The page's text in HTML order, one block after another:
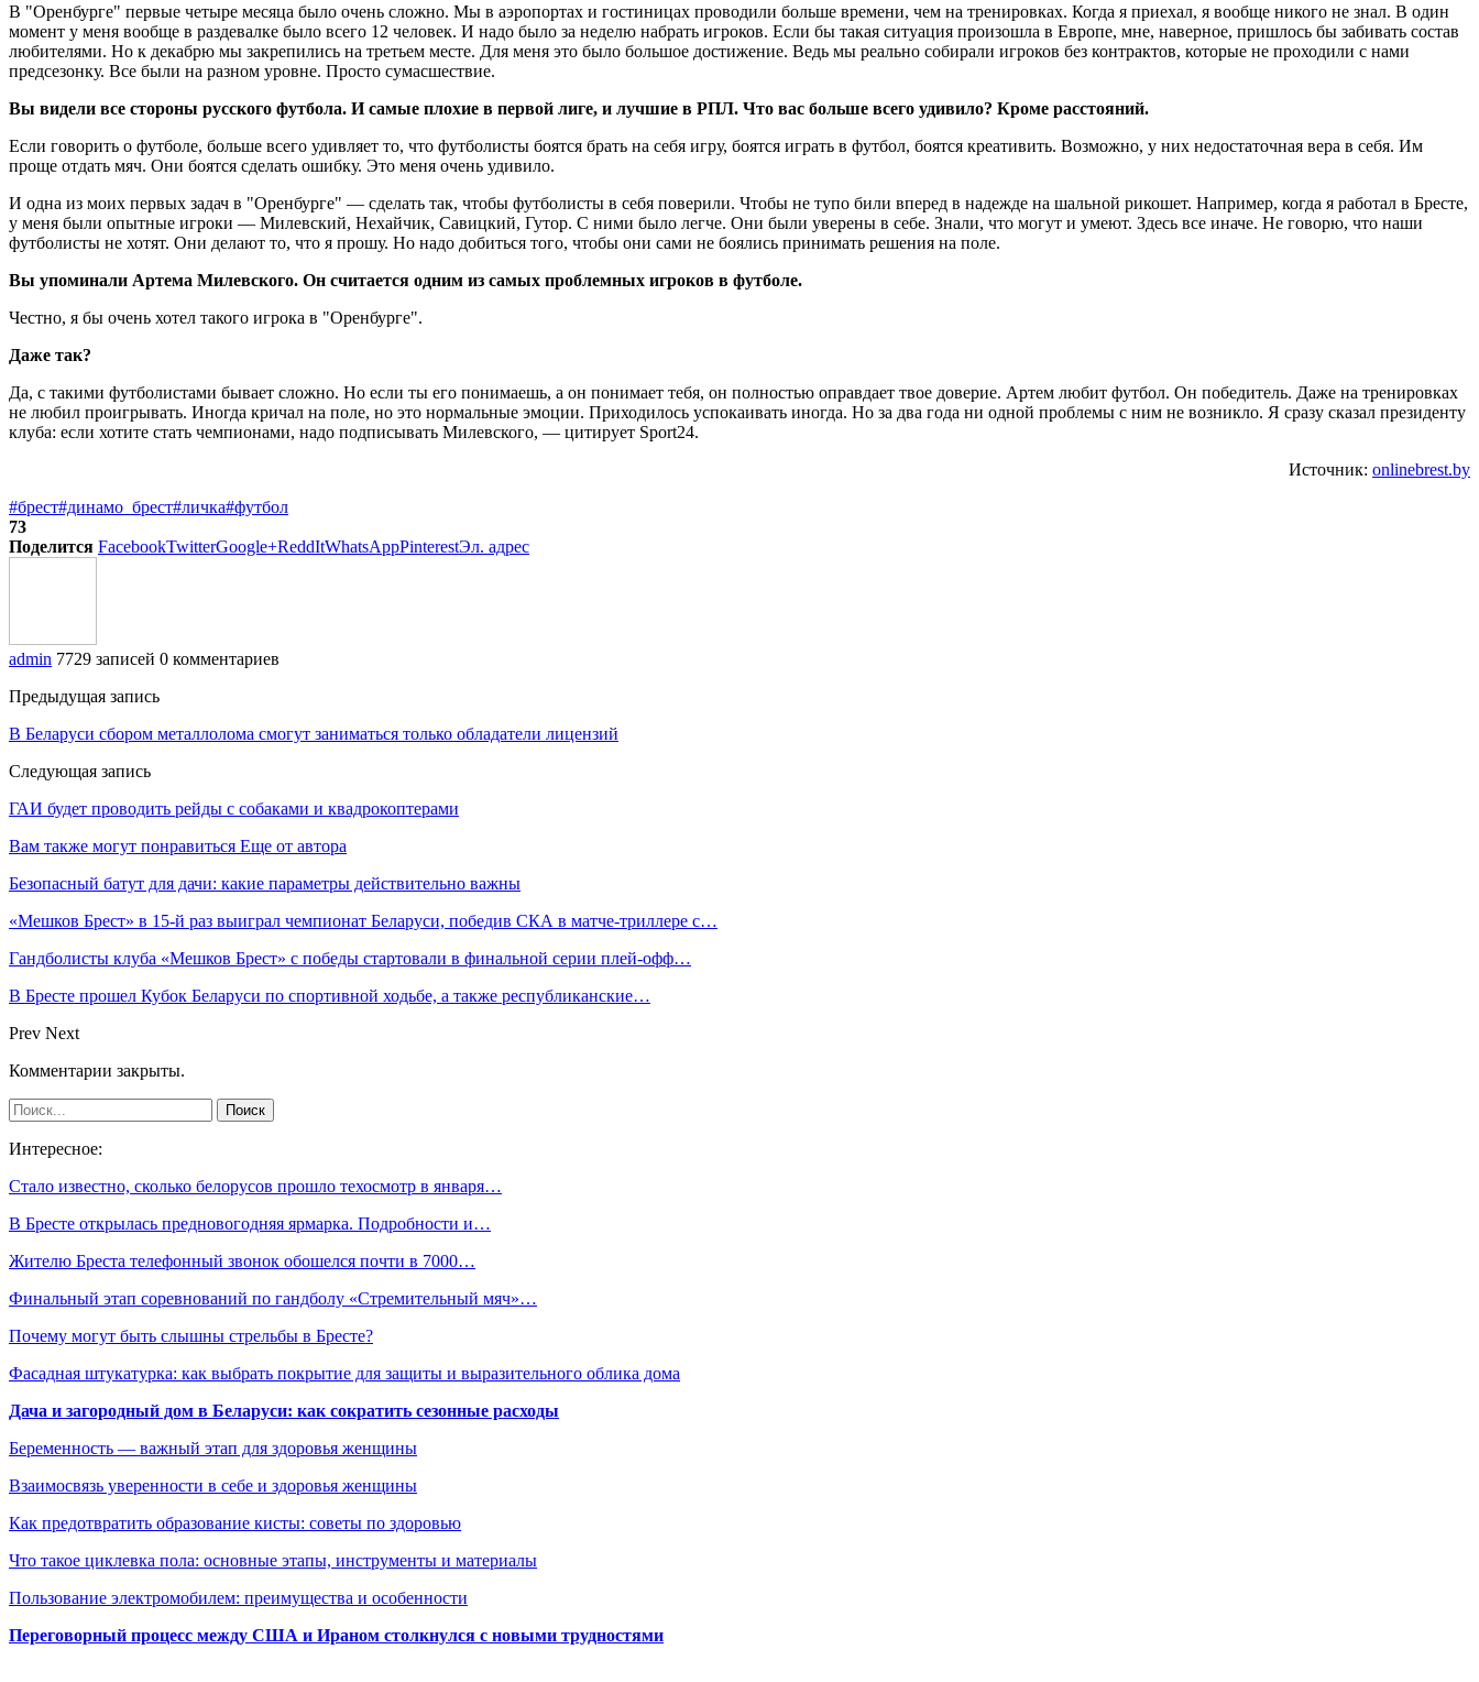
В "Оренбурге" первые четыре месяца было очень сложно. Мы в аэропортах и гостиницах проводили больше времени, чем на тренировках. Когда я приехал, я вообще никого не знал. В один
момент у меня вообще в раздевалке было всего 12 человек. И надо было за неделю набрать игроков. Если бы такая ситуация произошла в Европе, мне, наверное, пришлось бы забивать состав
любителями. Но к декабрю мы закрепились на третьем месте. Для меня это было большое достижение. Ведь мы реально собирали игроков без контрактов, которые не проходили с нами
предсезонку. Все были на разном уровне. Просто сумасшествие.
Вы видели все стороны русского футбола. И самые плохие в первой лиге, и лучшие в РПЛ. Что вас больше всего удивило? Кроме расстояний.
Если говорить о футболе, больше всего удивляет то, что футболисты боятся брать на себя игру, боятся играть в футбол, боятся креативить. Возможно, у них недостаточная вера в себя. Им
проще отдать мяч. Они боятся сделать ошибку. Это меня очень удивило.
И одна из моих первых задач в "Оренбурге" — сделать так, чтобы футболисты в себя поверили. Чтобы не тупо били вперед в надежде на шальной рикошет. Например, когда я работал в Бресте,
у меня были опытные игроки — Милевский, Нехайчик, Савицкий, Гутор. С ними было легче. Они были уверены в себе. Знали, что могут и умеют. Здесь все иначе. Не говорю, что наши
футболисты не хотят. Они делают то, что я прошу. Но надо добиться того, чтобы они сами не боялись принимать решения на поле.
Вы упоминали Артема Милевского. Он считается одним из самых проблемных игроков в футболе.
Честно, я бы очень хотел такого игрока в "Оренбурге".
Даже так?
Да, с такими футболистами бывает сложно. Но если ты его понимаешь, а он понимает тебя, он полностью оправдает твое доверие. Артем любит футбол. Он победитель. Даже на тренировках
не любил проигрывать. Иногда кричал на поле, но это нормальные эмоции. Приходилось успокаивать иногда. Но за два года ни одной проблемы с ним не возникло. Я сразу сказал президенту
клуба: если хотите стать чемпионами, надо подписывать Милевского, — цитирует Sport24.
Источник: onlinebrest.by
#брест#динамо_брест#личка#футбол
73
Поделится FacebookTwitterGoogle+ReddItWhatsAppPinterestЭл. адрес
admin 7729 записей 0 комментариев
Предыдущая запись
В Беларуси сбором металлолома смогут заниматься только обладатели лицензий
Следующая запись
ГАИ будет проводить рейды с собаками и квадрокоптерами
Вам также могут понравиться Еще от автора
Безопасный батут для дачи: какие параметры действительно важны
«Мешков Брест» в 15-й раз выиграл чемпионат Беларуси, победив СКА в матче-триллере с…
Гандболисты клуба «Мешков Брест» с победы стартовали в финальной серии плей-офф…
В Бресте прошел Кубок Беларуси по спортивной ходьбе, а также республиканские…
Prev Next
Комментарии закрыты.
Интересное:
Стало известно, сколько белорусов прошло техосмотр в января…
В Бресте открылась предновогодняя ярмарка. Подробности и…
Жителю Бреста телефонный звонок обошелся почти в 7000…
Финальный этап соревнований по гандболу «Стремительный мяч»…
Почему могут быть слышны стрельбы в Бресте?
Фасадная штукатурка: как выбрать покрытие для защиты и выразительного облика дома
Дача и загородный дом в Беларуси: как сократить сезонные расходы
Беременность — важный этап для здоровья женщины
Взаимосвязь уверенности в себе и здоровья женщины
Как предотвратить образование кисты: советы по здоровью
Что такое циклевка пола: основные этапы, инструменты и материалы
Пользование электромобилем: преимущества и особенности
Переговорный процесс между США и Ираном столкнулся с новыми трудностями